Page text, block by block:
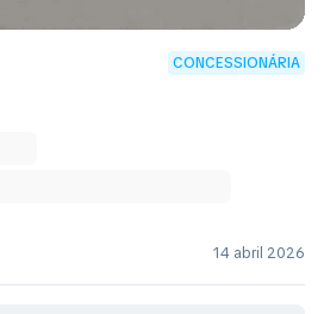
CONCESSIONÁRIA
14 abril 2026